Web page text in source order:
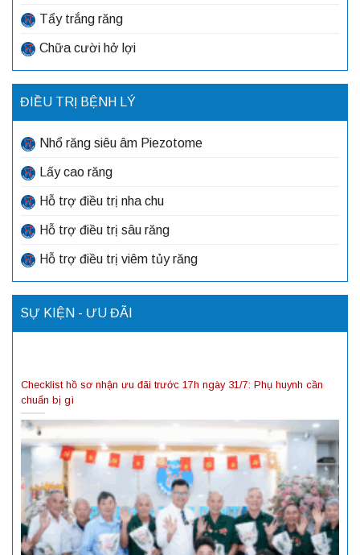
Tẩy trắng răng
Chữa cười hở lợi
ĐIỀU TRỊ BỆNH LÝ
Nhổ răng siêu âm Piezotome
Lấy cao răng
Hỗ trợ điều trị nha chu
Hỗ trợ điều trị sâu răng
Hỗ trợ điều trị viêm tủy răng
SỰ KIỆN - ƯU ĐÃI
Checklist hồ sơ nhận ưu đãi trước 17h ngày 31/7: Phụ huynh cần
chuẩn bị gì